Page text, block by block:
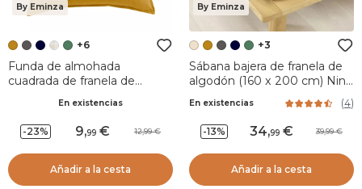
By Eminza
+6
Funda de almohada
cuadrada de franela de
Amarillo ocreEn existencias
-23% 9,99 12,99
Añadir a la cesta
By Eminza
+3
Sábana bajera de franela de
algodón (160 x 200 cm) Nina
En existencias (4)
-13% 34,99 39,99
Añadir a la cesta